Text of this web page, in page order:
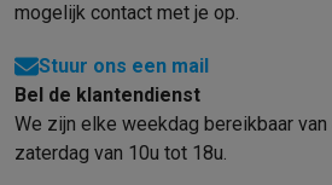
mogelijk contact met je op.
Stuur ons een mail
Bel de klantendienst
We zijn elke weekdag bereikbaar
zaterdag van 10u tot 18u.